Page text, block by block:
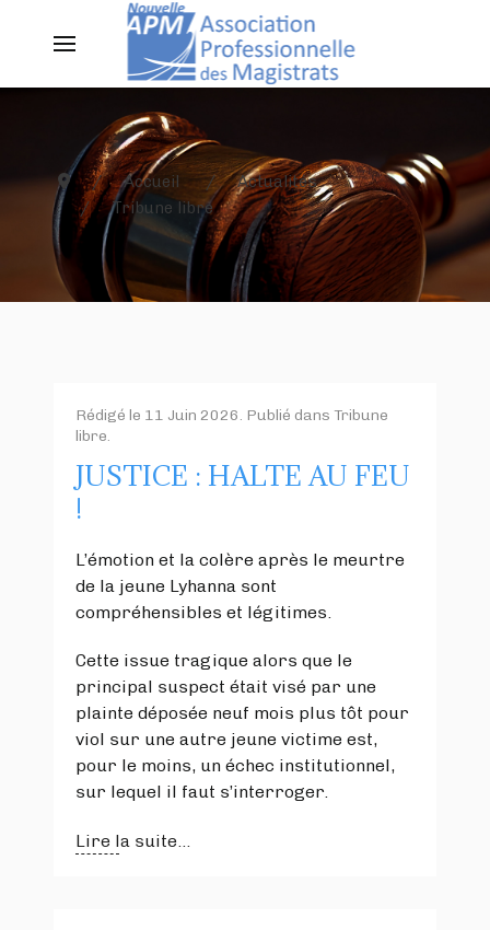
Accueil
Actualités
Tribune libre
Rédigé le 11 Juin 2026. Publié dans Tribune
libre.
JUSTICE : HALTE AU FEU
!
L’émotion et la colère après le meurtre
de la jeune Lyhanna sont
compréhensibles et légitimes.
Cette issue tragique alors que le
principal suspect était visé par une
plainte déposée neuf mois plus tôt pour
viol sur une autre jeune victime est,
pour le moins, un échec institutionnel,
sur lequel il faut s’interroger.
Lire la suite...